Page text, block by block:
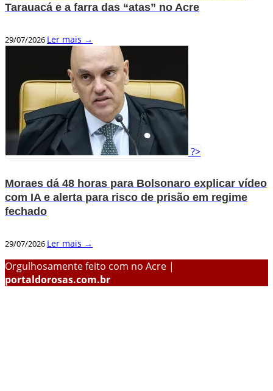
Tarauacá e a farra das “atas” no Acre
29/07/2026 Ler mais →
?>
Moraes dá 48 horas para Bolsonaro explicar vídeo
com IA e alerta para risco de prisão em regime
fechado
29/07/2026 Ler mais →
Orgulhosamente feito com no Acre |
portaldorosas.com.br